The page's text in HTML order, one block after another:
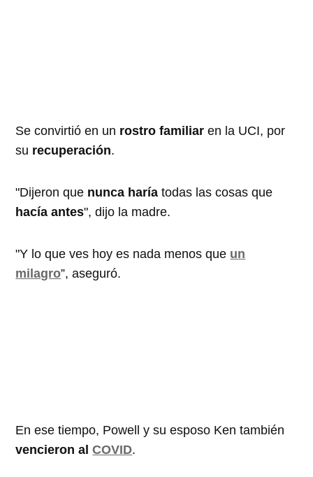
Se convirtió en un rostro familiar en la UCI, por
su recuperación.
"Dijeron que nunca haría todas las cosas que
hacía antes", dijo la madre.
"Y lo que ves hoy es nada menos que un
milagro”, aseguró.
En ese tiempo, Powell y su esposo Ken también
vencieron alCOVID.